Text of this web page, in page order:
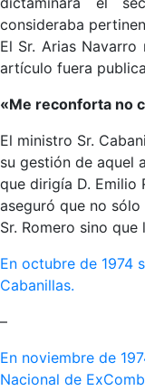
consideraba
El Sr. Arias
artículo fuera
«Me reconforta no
El ministro Sr.
su gestión de aquel
que dirigía D. Emilio
aseguró que no
Sr. Romero sino que
En octubre de 1974
Cabanillas.
–
En noviembre de
Nacional de